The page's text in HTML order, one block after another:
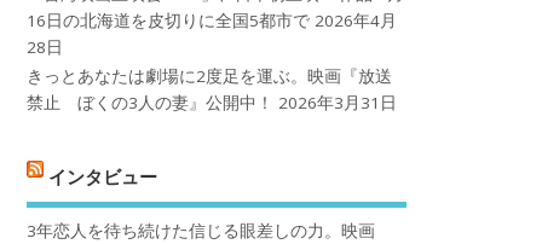
16日の北海道を皮切りに全国5都市で 2026年4月
28日
きっとあなたは劇場に2度足を運ぶ。映画『放送
禁止 ぼくの3人の妻』公開中！
2026年3月31日
インタビュー
3年恋人を待ち続けた信じる眼差しの力。映画